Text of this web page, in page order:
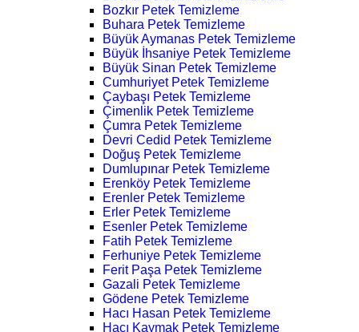
Bozkır Petek Temizleme
Buhara Petek Temizleme
Büyük Aymanas Petek Temizleme
Büyük İhsaniye Petek Temizleme
Büyük Sinan Petek Temizleme
Cumhuriyet Petek Temizleme
Çaybaşı Petek Temizleme
Çimenlik Petek Temizleme
Çumra Petek Temizleme
Devri Cedid Petek Temizleme
Doğuş Petek Temizleme
Dumlupınar Petek Temizleme
Erenköy Petek Temizleme
Erenler Petek Temizleme
Erler Petek Temizleme
Esenler Petek Temizleme
Fatih Petek Temizleme
Ferhuniye Petek Temizleme
Ferit Paşa Petek Temizleme
Gazali Petek Temizleme
Gödene Petek Temizleme
Hacı Hasan Petek Temizleme
Hacı Kaymak Petek Temizleme